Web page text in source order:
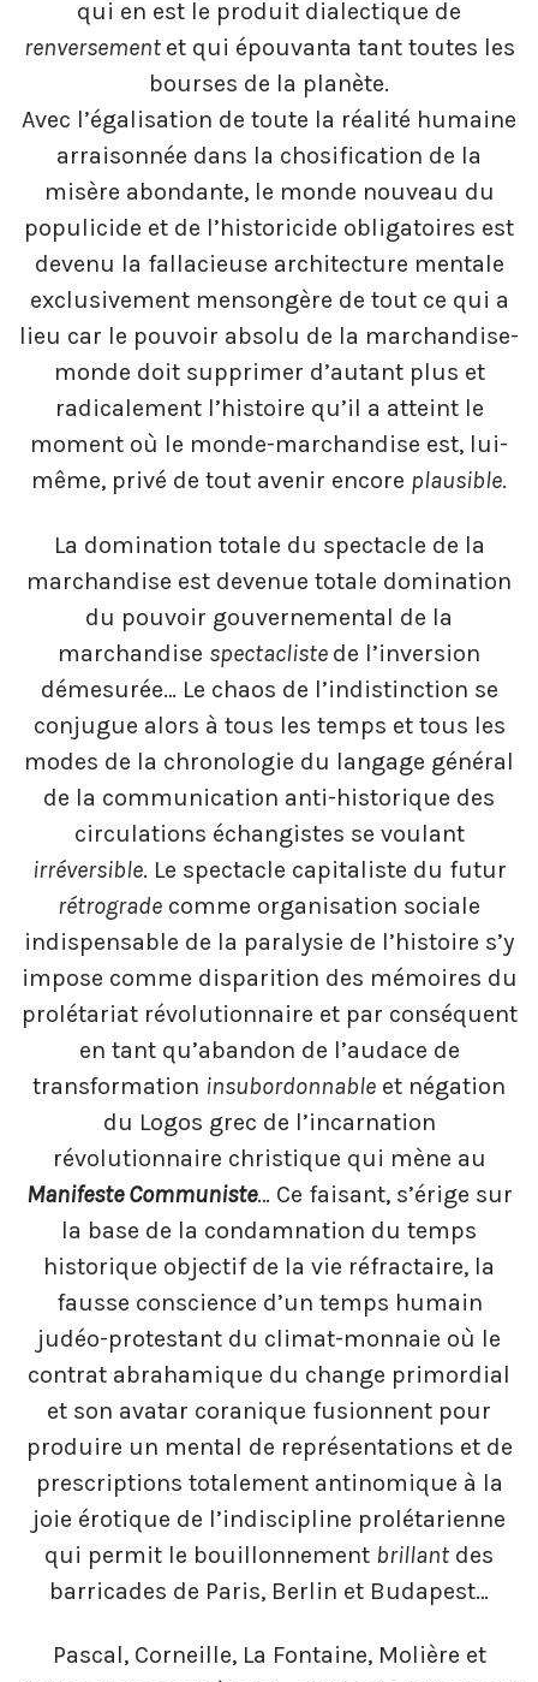
qui en est le produit dialectique de
renversement et qui épouvanta tant toutes les
bourses de la planète.
Avec l’égalisation de toute la réalité humaine
arraisonnée dans la chosification de la
misère abondante, le monde nouveau du
populicide et de l’historicide obligatoires est
devenu la fallacieuse architecture mentale
exclusivement mensongère de tout ce qui a
lieu car le pouvoir absolu de la marchandise-
monde doit supprimer d’autant plus et
radicalement l’histoire qu’il a atteint le
moment où le monde-marchandise est, lui-
même, privé de tout avenir encore plausible.
La domination totale du spectacle de la
marchandise est devenue totale domination
du pouvoir gouvernemental de la
marchandise spectacliste de l’inversion
démesurée… Le chaos de l’indistinction se
conjugue alors à tous les temps et tous les
modes de la chronologie du langage général
de la communication anti-historique des
circulations échangistes se voulant
irréversible. Le spectacle capitaliste du futur
rétrograde comme organisation sociale
indispensable de la paralysie de l’histoire s’y
impose comme disparition des mémoires du
prolétariat révolutionnaire et par conséquent
en tant qu’abandon de l’audace de
transformation insubordonnable et négation
du Logos grec de l’incarnation
révolutionnaire christique qui mène au
Manifeste Communiste… Ce faisant, s’érige sur
la base de la condamnation du temps
historique objectif de la vie réfractaire, la
fausse conscience d’un temps humain
judéo-protestant du climat-monnaie où le
contrat abrahamique du change primordial
et son avatar coranique fusionnent pour
produire un mental de représentations et de
prescriptions totalement antinomique à la
joie érotique de l’indiscipline prolétarienne
qui permit le bouillonnement brillant des
barricades de Paris, Berlin et Budapest…
Pascal, Corneille, La Fontaine, Molière et